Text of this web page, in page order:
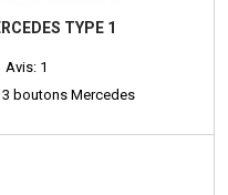
TYPE 1
Avis: 1
boutons Mercedes